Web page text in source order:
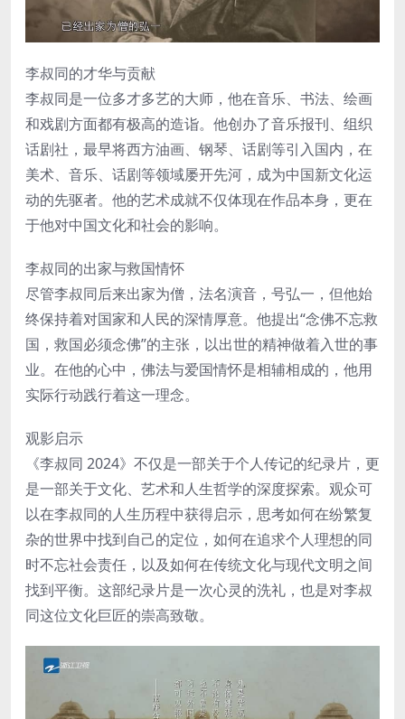
李叔同的才华与贡献
李叔同是一位多才多艺的大师，他在音乐、书法、绘画
和戏剧方面都有极高的造诣。他创办了音乐报刊、组织
话剧社，最早将西方油画、钢琴、话剧等引入国内，在
美术、音乐、话剧等领域屡开先河，成为中国新文化运
动的先驱者。他的艺术成就不仅体现在作品本身，更在
于他对中国文化和社会的影响。
李叔同的出家与救国情怀
尽管李叔同后来出家为僧，法名演音，号弘一，但他始
终保持着对国家和人民的深情厚意。他提出“念佛不忘救
国，救国必须念佛”的主张，以出世的精神做着入世的事
业。在他的心中，佛法与爱国情怀是相辅相成的，他用
实际行动践行着这一理念。
观影启示
《李叔同 2024》不仅是一部关于个人传记的纪录片，更
是一部关于文化、艺术和人生哲学的深度探索。观众可
以在李叔同的人生历程中获得启示，思考如何在纷繁复
杂的世界中找到自己的定位，如何在追求个人理想的同
时不忘社会责任，以及如何在传统文化与现代文明之间
找到平衡。这部纪录片是一次心灵的洗礼，也是对李叔
同这位文化巨匠的崇高致敬。